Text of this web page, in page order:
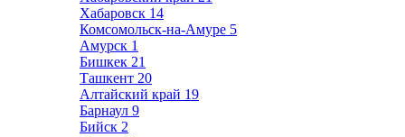
Хабаровск 14
Комсомольск-на-Амуре 5
Амурск 1
Бишкек 21
Ташкент 20
Алтайский край 19
Барнаул 9
Бийск 2